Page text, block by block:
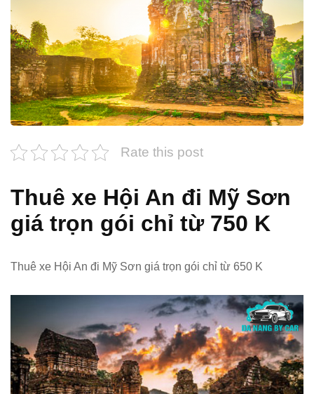
Rate this post
Thuê xe Hội An đi Mỹ Sơn
giá trọn gói chỉ từ 750 K
Thuê xe Hội An đi Mỹ Sơn giá trọn gói chỉ từ 650 K